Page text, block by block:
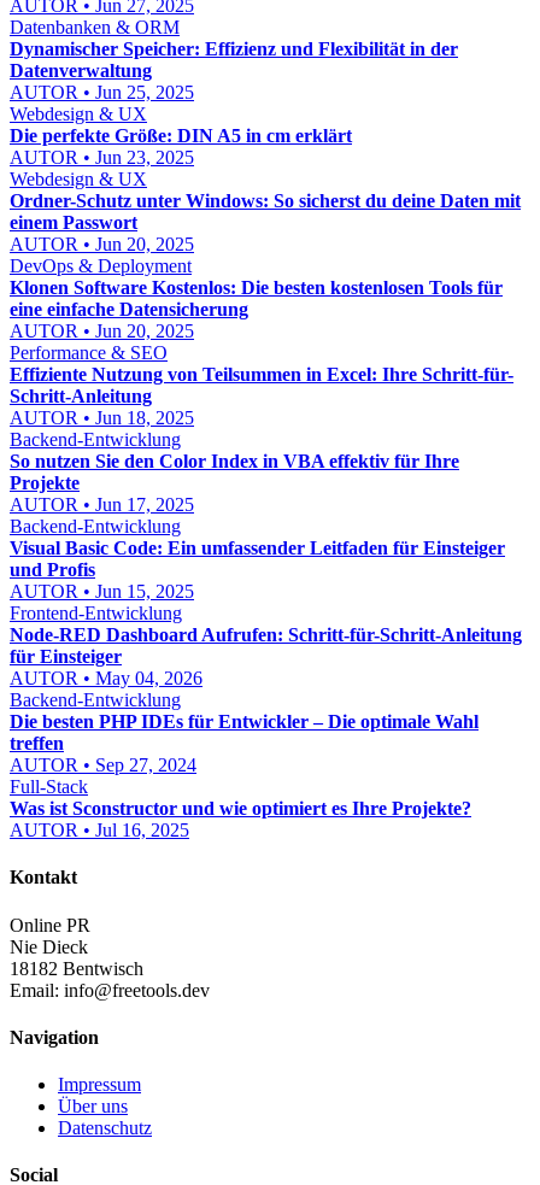
AUTOR • Jun 27, 2025
Datenbanken & ORM
Dynamischer Speicher: Effizienz und Flexibilität in der
Datenverwaltung
AUTOR • Jun 25, 2025
Webdesign & UX
Die perfekte Größe: DIN A5 in cm erklärt
AUTOR • Jun 23, 2025
Webdesign & UX
Ordner-Schutz unter Windows: So sicherst du deine Daten mit
einem Passwort
AUTOR • Jun 20, 2025
DevOps & Deployment
Klonen Software Kostenlos: Die besten kostenlosen Tools für
eine einfache Datensicherung
AUTOR • Jun 20, 2025
Performance & SEO
Effiziente Nutzung von Teilsummen in Excel: Ihre Schritt-für-
Schritt-Anleitung
AUTOR • Jun 18, 2025
Backend-Entwicklung
So nutzen Sie den Color Index in VBA effektiv für Ihre
Projekte
AUTOR • Jun 17, 2025
Backend-Entwicklung
Visual Basic Code: Ein umfassender Leitfaden für Einsteiger
und Profis
AUTOR • Jun 15, 2025
Frontend-Entwicklung
Node-RED Dashboard Aufrufen: Schritt-für-Schritt-Anleitung
für Einsteiger
AUTOR • May 04, 2026
Backend-Entwicklung
Die besten PHP IDEs für Entwickler – Die optimale Wahl
treffen
AUTOR • Sep 27, 2024
Full-Stack
Was ist Sconstructor und wie optimiert es Ihre Projekte?
AUTOR • Jul 16, 2025
Kontakt
Online PR
Nie Dieck
18182 Bentwisch
Email: info@freetools.dev
Navigation
Impressum
Über uns
Datenschutz
Social